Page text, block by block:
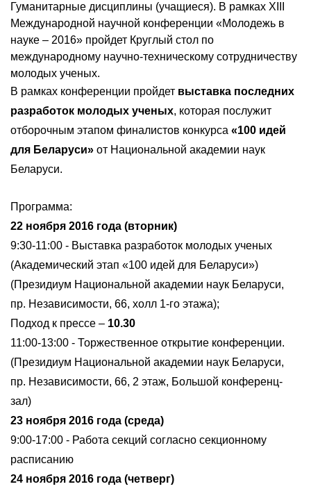
Гуманитарные дисциплины (учащиеся). В рамках XIII
Международной научной конференции «Молодежь в
науке – 2016» пройдет Круглый стол по
международному научно-техническому сотрудничеству
молодых ученых.
В рамках конференции пройдет выставка последних
разработок молодых ученых, которая послужит
отборочным этапом финалистов конкурса «100 идей
для Беларуси» от Национальной академии наук
Беларуси.
Программа:
22 ноября 2016 года (вторник)
9:30-11:00 - Выставка разработок молодых ученых
(Академический этап «100 идей для Беларуси»)
(Президиум Национальной академии наук Беларуси,
пр. Независимости, 66, холл 1-го этажа);
Подход к прессе – 10.30
11:00-13:00 - Торжественное открытие конференции.
(Президиум Национальной академии наук Беларуси,
пр. Независимости, 66, 2 этаж, Большой конференц-
зал)
23 ноября 2016 года (среда)
9:00-17:00 - Работа секций согласно секционному
расписанию
24 ноября 2016 года (четверг)